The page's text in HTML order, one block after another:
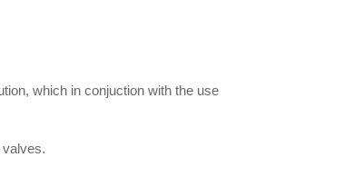
which in conjuction with the use